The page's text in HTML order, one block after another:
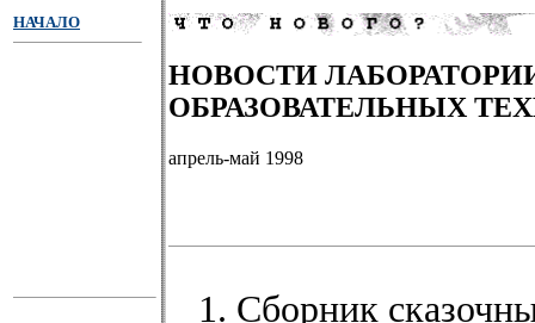
НАЧАЛО
НОВОСТИ
ОБРАЗОВАТЕЛЬНЫХ
апрель-май 1998
Сборник